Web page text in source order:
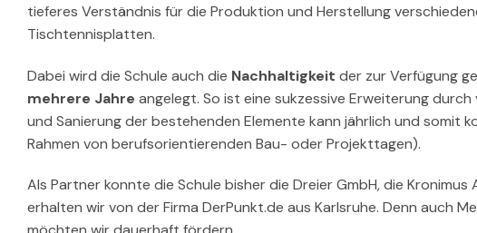
tieferes Verständnis für die Produktion und Herstellung
Tischtennisplatten.
Dabei wird die Schule auch die Nachhaltigkeit der zur Verfügung
mehrere Jahre angelegt. So ist eine sukzessive Erweiterung
und Sanierung der bestehenden Elemente kann jährlich und somit
Rahmen von berufsorientierenden Bau- oder Projekttagen).
Als Partner konnte die Schule bisher die Dreier GmbH, die
erhalten wir von der Firma DerPunkt.de aus Karlsruhe. Denn auch